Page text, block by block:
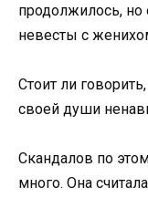
продолжилось, но
невесты с
Стоит ли
своей души
Скандалов по
много. Она